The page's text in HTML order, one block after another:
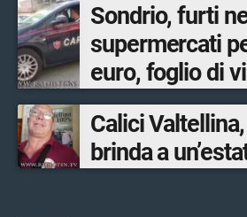
Sondrio, furti
supermercati
euro, foglio di
ventinovenne
Calici
brinda a